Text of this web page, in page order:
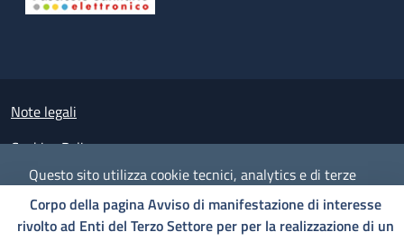
Questo sito utilizza cookie tecnici, analytics e di terze
parti.Proseguendo nella navigazione accetti l'utilizzo dei
cookie.
Corpo della pagina Avviso di manifestazione di interesse
rivolto ad Enti del Terzo Settore per per la realizzazione di un
Small prints
Note legali
Cookies Policy
Policy privacy e protezione del dato personale
Albo pretorio on-line